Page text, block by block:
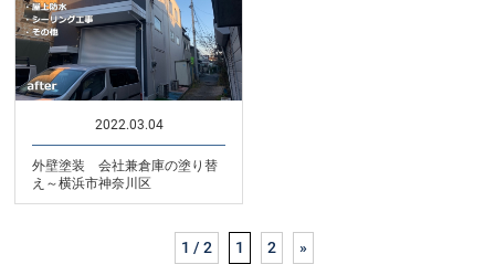
2022.03.04
外壁塗装 会社兼倉庫の塗り替
え～横浜市神奈川区
1 / 2 1 2 »